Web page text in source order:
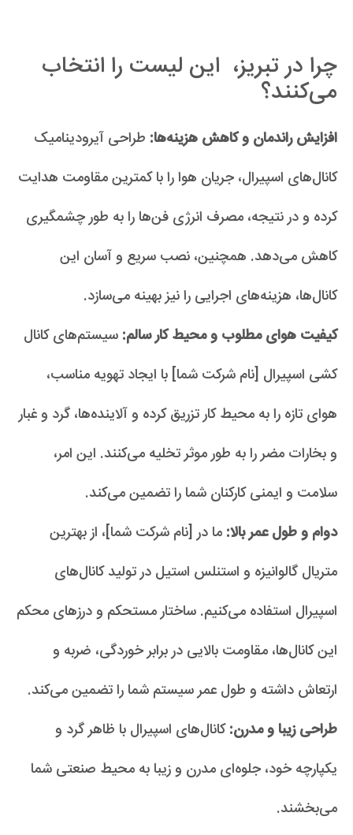
چرا در تبریز، این لیست را انتخاب
می‌کنند؟
افزایش راندمان و کاهش هزینه‌ها: طراحی آیرودینامیک
کانال‌های اسپیرال، جریان هوا را با کمترین مقاومت هدایت
کرده و در نتیجه، مصرف انرژی فن‌ها را به طور چشمگیری
کاهش می‌دهد. همچنین، نصب سریع و آسان این
کانال‌ها، هزینه‌های اجرایی را نیز بهینه می‌سازد.
کیفیت هوای مطلوب و محیط کار سالم: سیستم‌های کانال
کشی اسپیرال [نام شرکت شما] با ایجاد تهویه مناسب،
هوای تازه را به محیط کار تزریق کرده و آلاینده‌ها، گرد و غبار
و بخارات مضر را به طور موثر تخلیه می‌کنند. این امر،
سلامت و ایمنی کارکنان شما را تضمین می‌کند.
دوام و طول عمر بالا: ما در [نام شرکت شما]، از بهترین
متریال گالوانیزه و استنلس استیل در تولید کانال‌های
اسپیرال استفاده می‌کنیم. ساختار مستحکم و درزهای محکم
این کانال‌ها، مقاومت بالایی در برابر خوردگی، ضربه و
ارتعاش داشته و طول عمر سیستم شما را تضمین می‌کند.
طراحی زیبا و مدرن:کانال‌های اسپیرال با ظاهر گرد و
یکپارچه خود، جلوه‌ای مدرن و زیبا به محیط صنعتی شما
می‌بخشند.